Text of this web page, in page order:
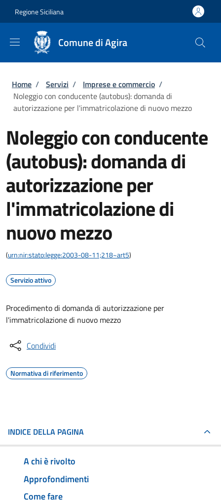
Regione Siciliana
Comune di Agira
Briciole di pane
Home / Servizi / Imprese e commercio /
Noleggio con conducente (autobus): domanda di
autorizzazione per l'immatricolazione di nuovo mezzo
Noleggio con conducente
(autobus): domanda di
autorizzazione per
l'immatricolazione di
nuovo mezzo
(urn:nir:stato:legge:2003-08-11;218~art5)
Servizio attivo
Procedimento di domanda di autorizzazione per
l'immatricolazione di nuovo mezzo
Condividi
Normativa di riferimento
INDICE DELLA PAGINA
A chi è rivolto
Approfondimenti
Come fare